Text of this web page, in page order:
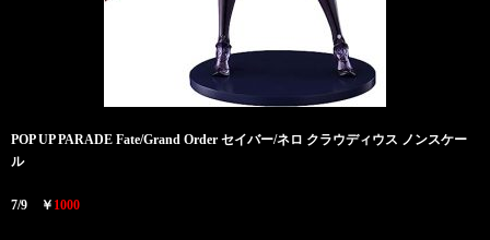
POP UP PARADE Fate/Grand Order セイバー/ネロ クラウディウス ノンスケー
ル
7/9 ￥ 1000